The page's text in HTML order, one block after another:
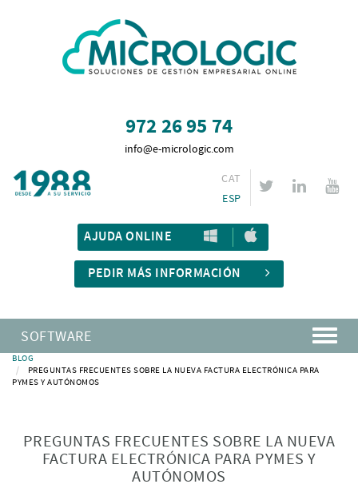
972 26 95 74
info@e-micrologic.com
CAT
ESP
AJUDA ONLINE
PEDIR MÁS INFORMACIÓN
SOFTWARE
BLOG
PREGUNTAS FRECUENTES SOBRE LA NUEVA FACTURA ELECTRÓNICA PARA
PYMES Y AUTÓNOMOS
PREGUNTAS FRECUENTES SOBRE LA NUEVA
FACTURA ELECTRÓNICA PARA PYMES Y
AUTÓNOMOS